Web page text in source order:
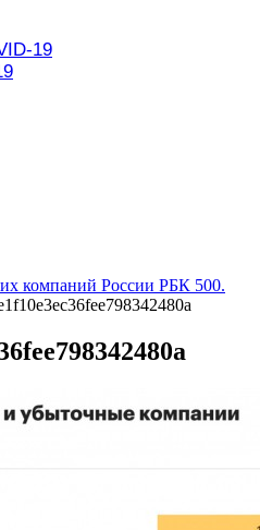
19
компаний России РБК 500.